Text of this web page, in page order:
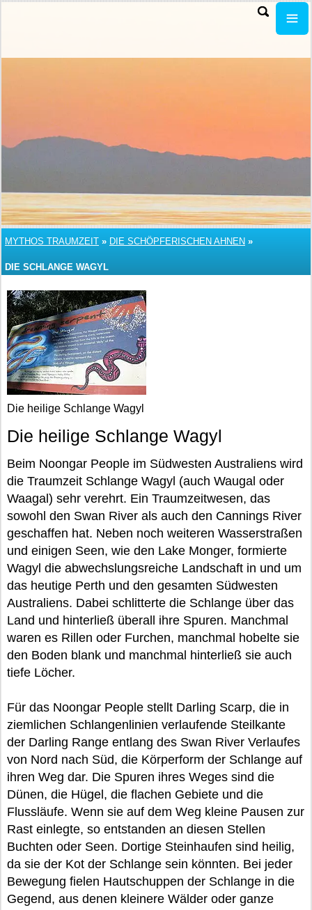
MYTHOS TRAUMZEIT » DIE SCHÖPFERISCHEN AHNEN »
DIE SCHLANGE WAGYL
Die heilige Schlange Wagyl
Die heilige Schlange Wagyl
Beim Noongar People im Südwesten Australiens wird
die Traumzeit Schlange Wagyl (auch Waugal oder
Waagal) sehr verehrt. Ein Traumzeitwesen, das
sowohl den Swan River als auch den Cannings River
geschaffen hat. Neben noch weiteren Wasserstraßen
und einigen Seen, wie den Lake Monger, formierte
Wagyl die abwechslungsreiche Landschaft in und um
das heutige Perth und den gesamten Südwesten
Australiens. Dabei schlitterte die Schlange über das
Land und hinterließ überall ihre Spuren. Manchmal
waren es Rillen oder Furchen, manchmal hobelte sie
den Boden blank und manchmal hinterließ sie auch
tiefe Löcher.
Für das Noongar People stellt Darling Scarp, die in
ziemlichen Schlangenlinien verlaufende Steilkante
der Darling Range entlang des Swan River Verlaufes
von Nord nach Süd, die Körperform der Schlange auf
ihren Weg dar. Die Spuren ihres Weges sind die
Dünen, die Hügel, die flachen Gebiete und die
Flussläufe. Wenn sie auf dem Weg kleine Pausen zur
Rast einlegte, so entstanden an diesen Stellen
Buchten oder Seen. Dortige Steinhaufen sind heilig,
da sie der Kot der Schlange sein könnten. Bei jeder
Bewegung fielen Hautschuppen der Schlange in die
Gegend, aus denen kleinere Wälder oder ganze